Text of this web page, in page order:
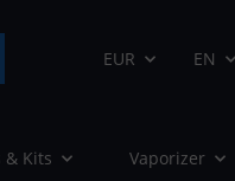
EUR EN
& Kits Vaporizer